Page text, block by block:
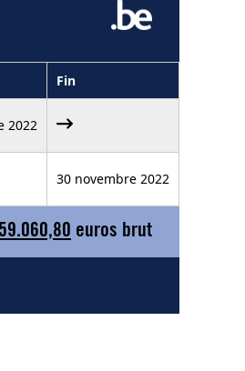
Fin
2022
30 novembre 2022
euros brut